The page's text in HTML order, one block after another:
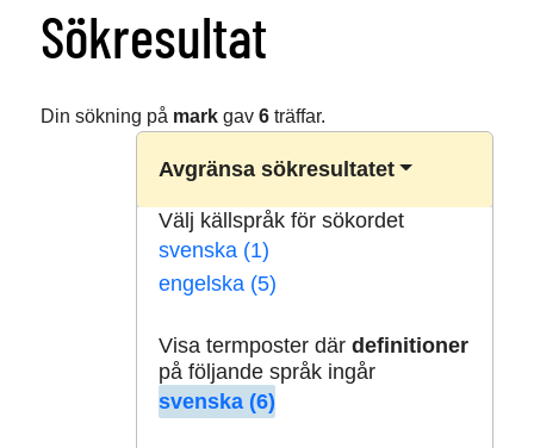
Sökresultat
Din sökning på markgav 6träffar.
Avgränsa sökresultatet
Välj källspråk för sökordet
svenska (1)
engelska (5)
Visa termposter där definitioner
på följande språk ingår
svenska (6)